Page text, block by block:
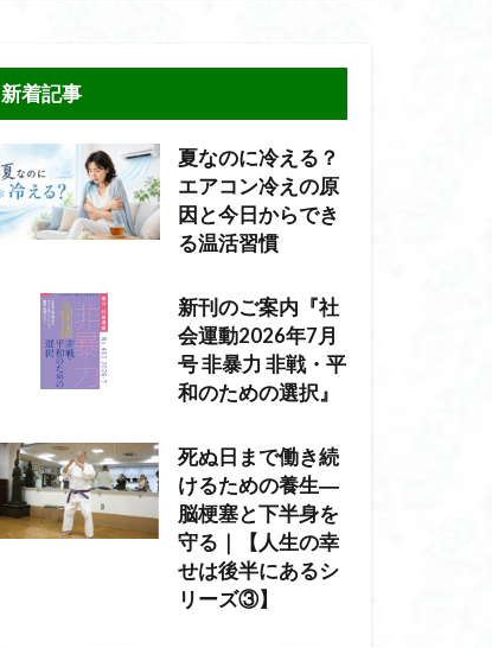
新着記事
夏なのに冷える？
エアコン冷えの原
因と今日からでき
る温活習慣
新刊のご案内『社
会運動2026年7月
号 非暴力 非戦・平
和のための選択』
死ぬ日まで働き続
けるための養生―
脳梗塞と下半身を
守る｜【人生の幸
せは後半にあるシ
リーズ③】